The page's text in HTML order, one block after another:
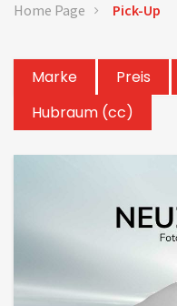
Home Page Pick-Up
Marke Preis
Hubraum (cc)